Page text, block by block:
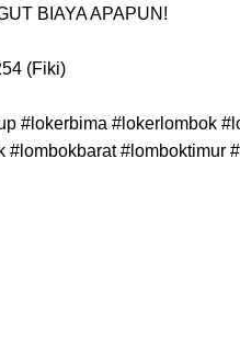
BIAYA APAPUN!
(Fiki)
#lokerbima #lokerlombok
#lomboktimur